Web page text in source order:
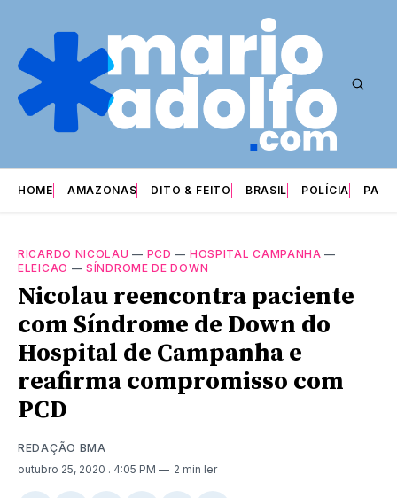
HOME AMAZONAS DITO & FEITO BRASIL POLÍCIA
RICARDO NICOLAU — PCD — HOSPITAL CAMPANHA —
ELEICAO —SÍNDROME DE DOWN
Nicolau reencontra paciente
com Síndrome de Down do
Hospital de Campanha e
reafirma compromisso com
PCD
REDAÇÃO BMA
outubro 25, 2020 . 4:05 PM 2 min ler